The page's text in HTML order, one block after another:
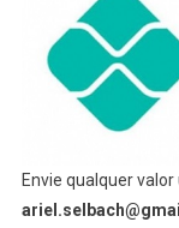
Envie qualquer